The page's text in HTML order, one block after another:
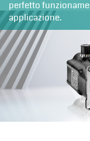
perfetto
applicazione.